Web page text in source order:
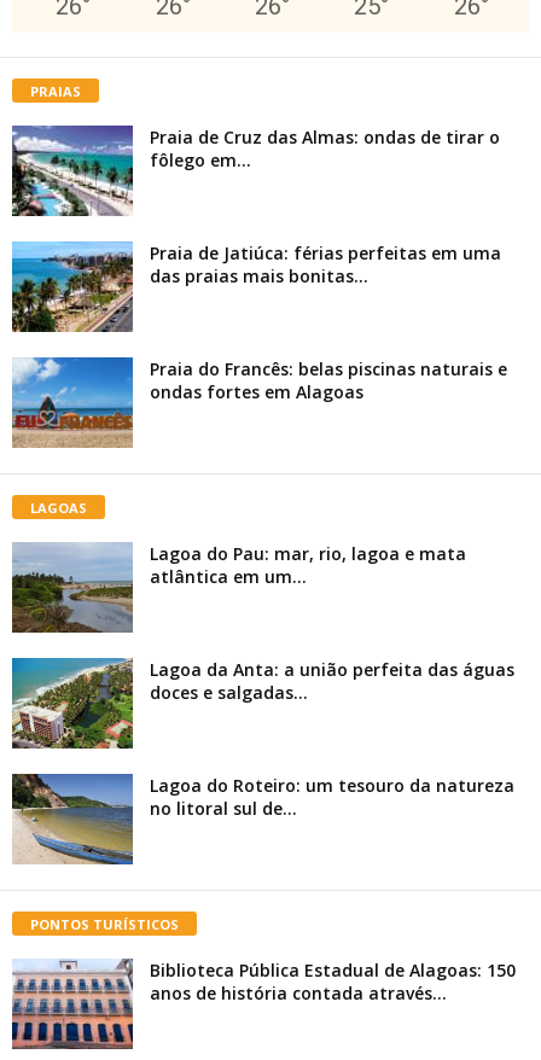
26° 26° 26° 25° 26°
PRAIAS
Praia de Cruz das Almas: ondas de tirar o
fôlego em...
Praia de Jatiúca: férias perfeitas em uma
das praias mais bonitas...
Praia do Francês: belas piscinas naturais e
ondas fortes em Alagoas
LAGOAS
Lagoa do Pau: mar, rio, lagoa e mata
atlântica em um...
Lagoa da Anta: a união perfeita das águas
doces e salgadas...
Lagoa do Roteiro: um tesouro da natureza
no litoral sul de...
PONTOS TURÍSTICOS
Biblioteca Pública Estadual de Alagoas: 150
anos de história contada através...